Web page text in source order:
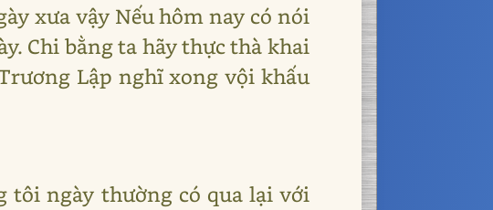
xưa vậy Nếu hôm nay có nói
Chi bằng ta hãy thực thà khai
Lập nghĩ xong vội khấu
tôi ngày thường có qua lại với